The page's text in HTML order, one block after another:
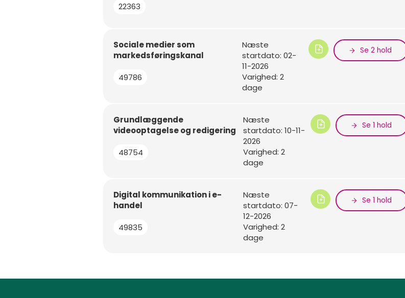
22363
Sociale medier som
markedsføringskanal
49786
Se 2 hold
Næste
startdato: 02-
11-2026
Varighed: 2
dage
Grundlæggende
videooptagelse og redigering
48754
Se 1 hold
Næste
startdato: 10-11-
2026
Varighed: 2
dage
Digital kommunikation i e-
handel
49835
Se 1 hold
Næste
startdato: 07-
12-2026
Varighed: 2
dage